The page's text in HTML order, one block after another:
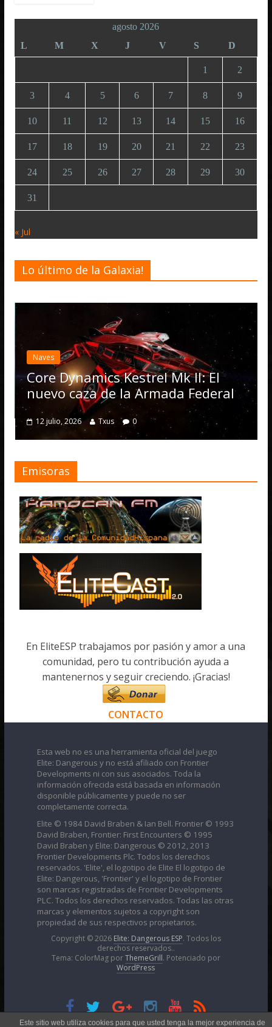
agosto 2026
L
M X J V S D
1 2
3 4 5 6 7 8 9
10 11 12 13 14 15 16
17 18 19 20 21 22 23
24 25 26 27 28 29 30
31
« Jul
Lo último de la Galaxia!
Dynamics Kestrel Mk II: El
caza de la Armada Federal
2026 Txus 0
Desarrollo
Elite
Emisoras
En EliteESP trabajamos por pasión y amor a una
comunidad, pero tu contribución ayuda a
mantenernos y seguir creciendo. ¡Gracias!
CONTACTO
Esta web no es una herramienta oficial del juego
Elite: Dangerous y no está afiliado con Frontier
Developments ni con sus asociados. Toda la
información ofrecida está basada en información
disponible públicamente y puede no ser
completamente correcta.
Elite © 1984 David Braben & Ian Bell. Frontier © 1993
David Braben, Frontier: First Encounters © 1995
David Braben y Elite: Dangerous © 2012, 2013
Frontier Developments Plc. Todos los derechos
reservados. 'Elite', el logotipo de Elite El logotipo de
Elite: Dangerous, 'Frontier' y el logotipo de Frontier
son marcas registradas de Frontier Developments
PLC. Todos los derechos reservados. Todas las otras
marcas y elementos sujetos a copyright son
propiedad de sus respectivos propietarios.
Copyright © 2026 Elite: Dangerous ESP. Todos los
derechos reservados..
Tema: ColorMag porThemeGrill. Potenciado por
WordPress
Esta obra está bajo unaLicencia Creative Commons
Este sitio web utiliza cookies para que usted tenga la mejor experiencia de